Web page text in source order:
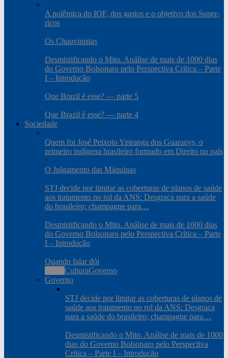
A polêmica do IOF, dos gastos e o objetivo dos Super-
ricos
Os Chauvinistas
Desmistificando o Mito. Análise de mais de 1000 dias
do Governo Bolsonaro pelo Perspectiva Crítica – Parte
I – Introdução
Que Brazil é esse? — parte 5
Que Brazil é esse? — parte 4
Sociedade
Quem foi José Peixoto Ypiranga dos Guaranys, o
primeiro indígena brasileiro formado em Direito no país
O Julgamento das Máquinas
STJ decide por limitar as coberturas de planos de saúde
aos tratamento no rol da ANS: Desgraça para a saúde
do brasileiro; champagne para…
Desmistificando o Mito. Análise de mais de 1000 dias
do Governo Bolsonaro pelo Perspectiva Crítica – Parte
I – Introdução
Quando falar dói
CulturaGoverno
Governo
STJ decide por limitar as coberturas de planos de
saúde aos tratamento no rol da ANS: Desgraça
para a saúde do brasileiro; champagne para…
Desmistificando o Mito. Análise de mais de 1000
dias do Governo Bolsonaro pelo Perspectiva
Crítica – Parte I – Introdução